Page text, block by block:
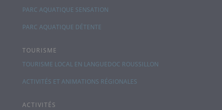
PARC AQUATIQUE SENSATION
PARC AQUATIQUE DÉTENTE
TOURISME
TOURISME LOCAL EN LANGUEDOC ROUSSILLON
ACTIVITÉS ET ANIMATIONS RÉGIONALES
ACTIVITÉS